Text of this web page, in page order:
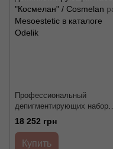
Профессиональный
депигментирующих набор
"Космелан" / Cosmelan pack
Mesoestetic
18 252 грн
Купить